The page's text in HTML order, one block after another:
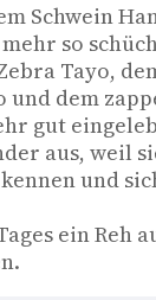
Schwein
so
Tayo,
und dem
gut
aus, weil
und
ein Reh